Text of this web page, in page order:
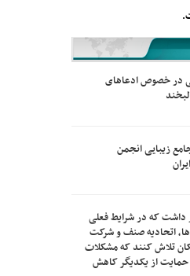
در خصوص ادعاهای
زیبایی انجمن
داشت که در شرایط فعلی
اتحادیه صنف و شرکت
تلاش کنند که مشکلات
حمایت از یکدیگر کاهش